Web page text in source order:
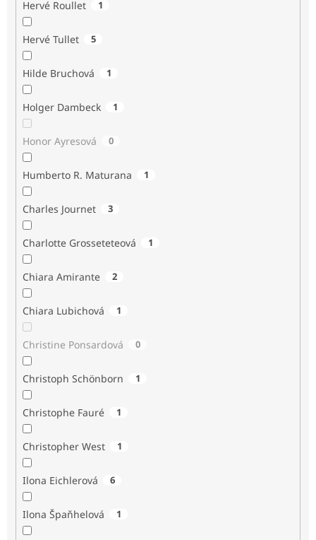
Hervé Roullet 1
Hervé Tullet 5
Hilde Bruchová 1
Holger Dambeck 1
Honor Ayresová 0
Humberto R. Maturana 1
Charles Journet 3
Charlotte Grosseteteová 1
Chiara Amirante 2
Chiara Lubichová 1
Christine Ponsardová 0
Christoph Schönborn 1
Christophe Fauré 1
Christopher West 1
Ilona Eichlerová 6
Ilona Špaňhelová 1